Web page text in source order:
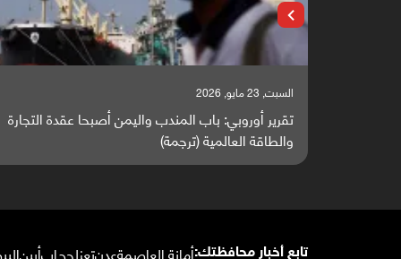
السبت, 23 مايو, 2026
تقرير أوروبي: باب المندب واليمن أصبحا عقدة التجارة
والطاقة العالمية (ترجمة)
تابع أخبار محافظتك:أمانة العاصمةعدنتعزلحجإبأبين